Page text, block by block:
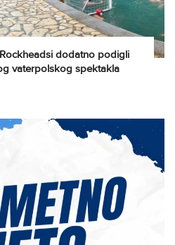
dodatno podigli
vaterpolskog spektakla